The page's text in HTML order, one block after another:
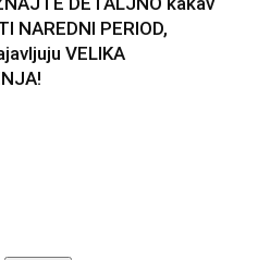
NAREDNI PERIOD,
VELIKA